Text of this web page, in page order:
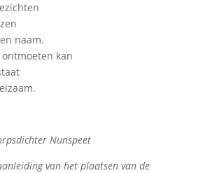
naam.
ontmoeten kan
Nunspeet
van het plaatsen van de